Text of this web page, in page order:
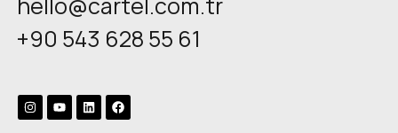
+90 543 628 55 61